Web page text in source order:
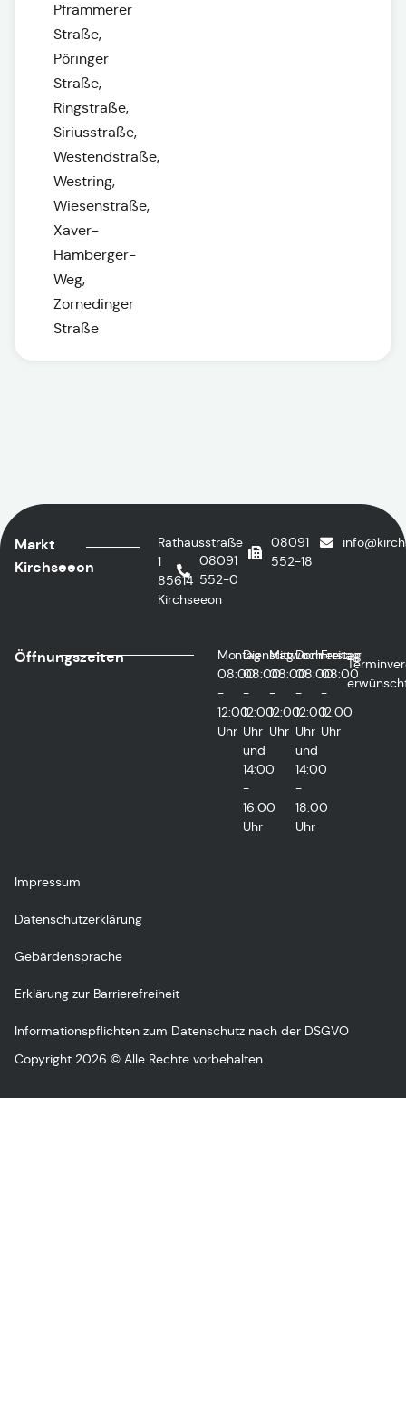
Pframmerer
Straße,
Pöringer
Straße,
Ringstraße,
Siriusstraße,
Westendstraße,
Westring,
Wiesenstraße,
Xaver-
Hamberger-
Weg,
Zornedinger
Straße
Markt
Kirchseeon
Rathausstraße
1
85614
Kirchseeon
08091
552-0
08091
552-18
Öffnungszeiten
Montag
08:00
-
12:00
Uhr
Dienstag
08:00
-
12:00
Uhr
und
14:00
-
16:00
Uhr
Mittwoch
08:00
-
12:00
Uhr
Donnerstag
08:00
-
12:00
Uhr
und
14:00
-
18:00
Uhr
Freitag
08:00
-
12:00
Uhr
Impressum
Datenschutzerklärung
Gebärdensprache
Erklärung zur Barrierefreiheit
Informationspflichten zum Datenschutz nach der DSGVO
Copyright 2026 © Alle Rechte vorbehalten.